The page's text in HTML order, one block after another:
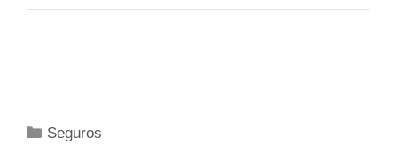
Categorías
Seguros